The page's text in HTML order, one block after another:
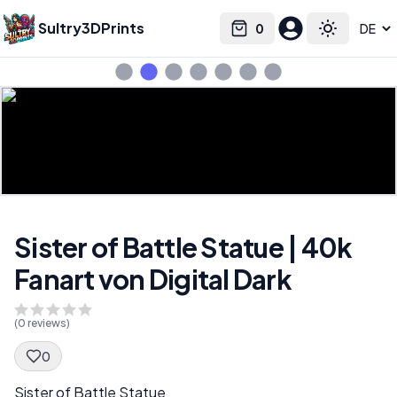
Sultry3DPrints 0
Cart Toggle
Select language
Sister of Battle Statue | 40k
Fanart von Digital Dark
(0 reviews)
0
Spec Description
Sister of Battle Statue